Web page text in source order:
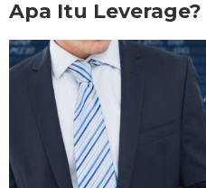
Apa Itu Leverage?